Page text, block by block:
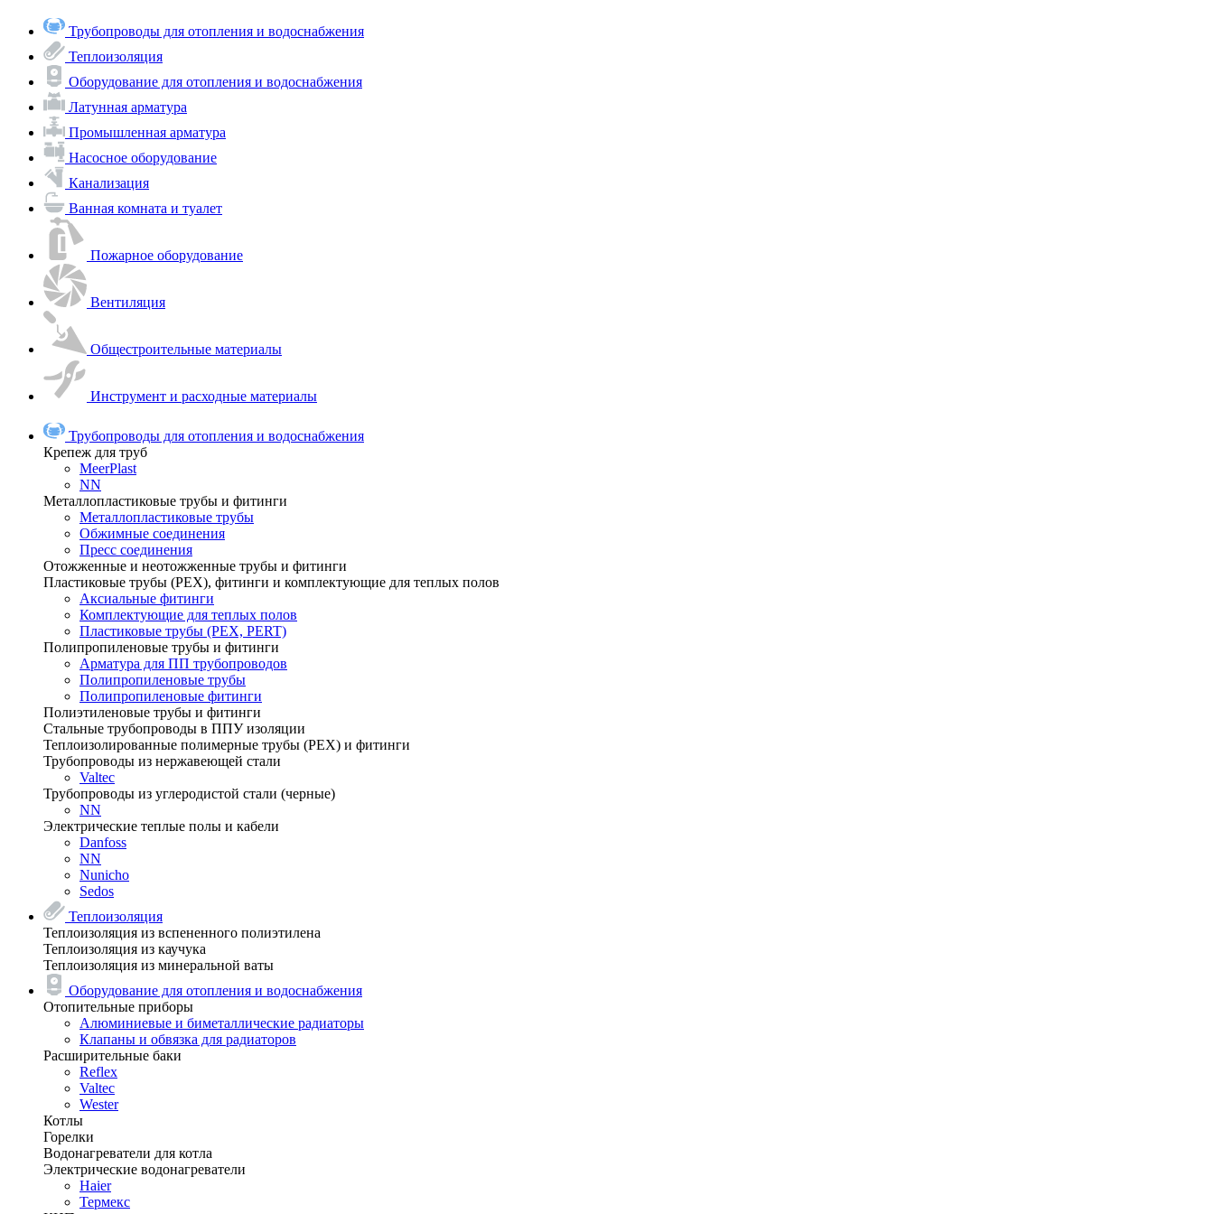
Трубопроводы для отопления и водоснабжения
Теплоизоляция
Оборудование для отопления и водоснабжения
Латунная арматура
Промышленная арматура
Насосное оборудование
Канализация
Ванная комната и туалет
Пожарное оборудование
Вентиляция
Общестроительные материалы
Инструмент и расходные материалы
Трубопроводы для отопления и водоснабжения
Крепеж для труб
MeerPlast
NN
Металлопластиковые трубы и фитинги
Металлопластиковые трубы
Обжимные соединения
Пресс соединения
Отожженные и неотожженные трубы и фитинги
Пластиковые трубы (РЕХ), фитинги и комплектующие для теплых полов
Аксиальные фитинги
Комплектующие для теплых полов
Пластиковые трубы (РЕХ, PERT)
Полипропиленовые трубы и фитинги
Арматура для ПП трубопроводов
Полипропиленовые трубы
Полипропиленовые фитинги
Полиэтиленовые трубы и фитинги
Стальные трубопроводы в ППУ изоляции
Теплоизолированные полимерные трубы (РЕХ) и фитинги
Трубопроводы из нержавеющей стали
Valtec
Трубопроводы из углеродистой стали (черные)
NN
Электрические теплые полы и кабели
Danfoss
NN
Nunicho
Sedos
Теплоизоляция
Теплоизоляция из вспененного полиэтилена
Теплоизоляция из каучука
Теплоизоляция из минеральной ваты
Оборудование для отопления и водоснабжения
Отопительные приборы
Алюминиевые и биметаллические радиаторы
Клапаны и обвязка для радиаторов
Расширительные баки
Reflex
Valtec
Wester
Котлы
Горелки
Водонагреватели для котла
Электрические водонагреватели
Haier
Термекс